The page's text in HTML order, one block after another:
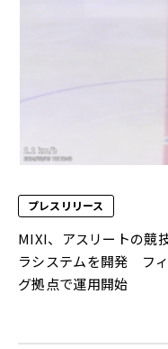
プレスリリース
MIXI、アスリートの競
ラシステムを開発 フ
グ拠点で運用開始